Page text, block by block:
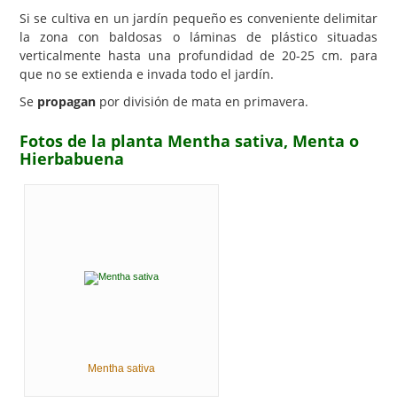
Si se cultiva en un jardín pequeño es conveniente delimitar
la zona con baldosas o láminas de plástico situadas
verticalmente hasta una profundidad de 20-25 cm. para
que no se extienda e invada todo el jardín.
Se propagan por división de mata en primavera.
Fotos de la planta Mentha sativa, Menta o
Hierbabuena
Mentha sativa